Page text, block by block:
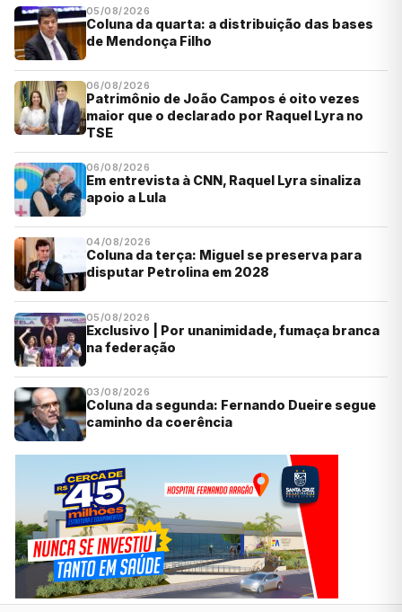
05/08/2026
Coluna da quarta: a distribuição das bases
de Mendonça Filho
06/08/2026
Patrimônio de João Campos é oito vezes
maior que o declarado por Raquel Lyra no
TSE
06/08/2026
Em entrevista à CNN, Raquel Lyra sinaliza
apoio a Lula
04/08/2026
Coluna da terça: Miguel se preserva para
disputar Petrolina em 2028
05/08/2026
Exclusivo | Por unanimidade, fumaça branca
na federação
03/08/2026
Coluna da segunda: Fernando Dueire segue
caminho da coerência